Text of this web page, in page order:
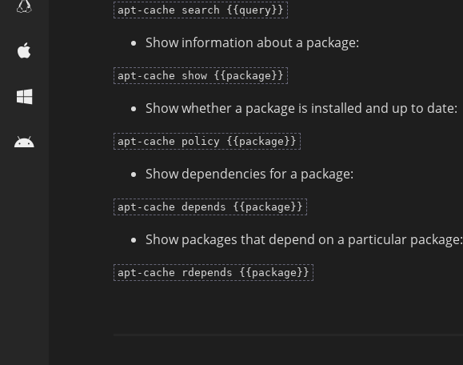
apt-cache search {{query}}
Show information about a package:
apt-cache show {{package}}
Show whether a package is installed and up to date:
apt-cache policy {{package}}
Show dependencies for a package:
apt-cache depends {{package}}
Show packages that depend on a particular package:
apt-cache rdepends {{package}}